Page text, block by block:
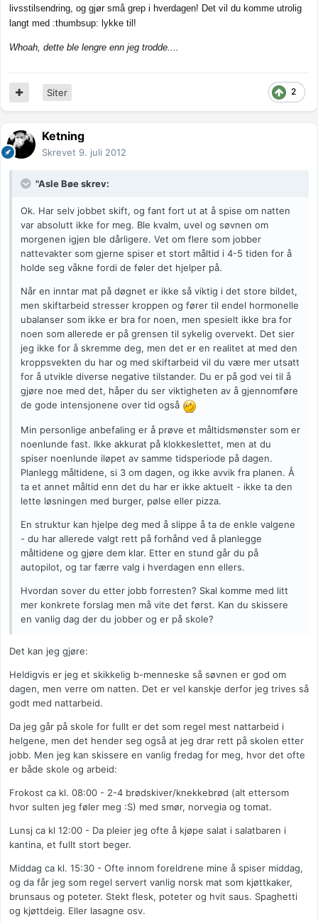
livsstilsendring, og gjør små grep i hverdagen! Det vil du komme utrolig
langt med :thumbsup: lykke til!
Whoah, dette ble lengre enn jeg trodde....
2
Siter
Ketning
Skrevet 9. juli 2012
"Asle Bøe skrev:
Ok. Har selv jobbet skift, og fant fort ut at å spise om natten
var absolutt ikke for meg. Ble kvalm, uvel og søvnen om
morgenen igjen ble dårligere. Vet om flere som jobber
nattevakter som gjerne spiser et stort måltid i 4-5 tiden for å
holde seg våkne fordi de føler det hjelper på.
Når en inntar mat på døgnet er ikke så viktig i det store bildet,
men skiftarbeid stresser kroppen og fører til endel hormonelle
ubalanser som ikke er bra for noen, men spesielt ikke bra for
noen som allerede er på grensen til sykelig overvekt. Det sier
jeg ikke for å skremme deg, men det er en realitet at med den
kroppsvekten du har og med skiftarbeid vil du være mer utsatt
for å utvikle diverse negative tilstander. Du er på god vei til å
gjøre noe med det, håper du ser viktigheten av å gjennomføre
de gode intensjonene over tid også
Min personlige anbefaling er å prøve et måltidsmønster som er
noenlunde fast. Ikke akkurat på klokkeslettet, men at du
spiser noenlunde iløpet av samme tidsperiode på dagen.
Planlegg måltidene, si 3 om dagen, og ikke avvik fra planen. Å
ta et annet måltid enn det du har er ikke aktuelt - ikke ta den
lette løsningen med burger, pølse eller pizza.
En struktur kan hjelpe deg med å slippe å ta de enkle valgene
- du har allerede valgt rett på forhånd ved å planlegge
måltidene og gjøre dem klar. Etter en stund går du på
autopilot, og tar færre valg i hverdagen enn ellers.
Hvordan sover du etter jobb forresten? Skal komme med litt
mer konkrete forslag men må vite det først. Kan du skissere
en vanlig dag der du jobber og er på skole?
Det kan jeg gjøre:
Heldigvis er jeg et skikkelig b-menneske så søvnen er god om
dagen, men verre om natten. Det er vel kanskje derfor jeg trives så
godt med nattarbeid.
Da jeg går på skole for fullt er det som regel mest nattarbeid i
helgene, men det hender seg også at jeg drar rett på skolen etter
jobb. Men jeg kan skissere en vanlig fredag for meg, hvor det ofte
er både skole og arbeid:
Frokost ca kl. 08:00 - 2-4 brødskiver/knekkebrød (alt ettersom
hvor sulten jeg føler meg :S) med smør, norvegia og tomat.
Lunsj ca kl 12:00 - Da pleier jeg ofte å kjøpe salat i salatbaren i
kantina, et fullt stort beger.
Middag ca kl. 15:30 - Ofte innom foreldrene mine å spiser middag,
og da får jeg som regel servert vanlig norsk mat som kjøttkaker,
brunsaus og poteter. Stekt flesk, poteter og hvit saus. Spaghetti
og kjøttdeig. Eller lasagne osv.